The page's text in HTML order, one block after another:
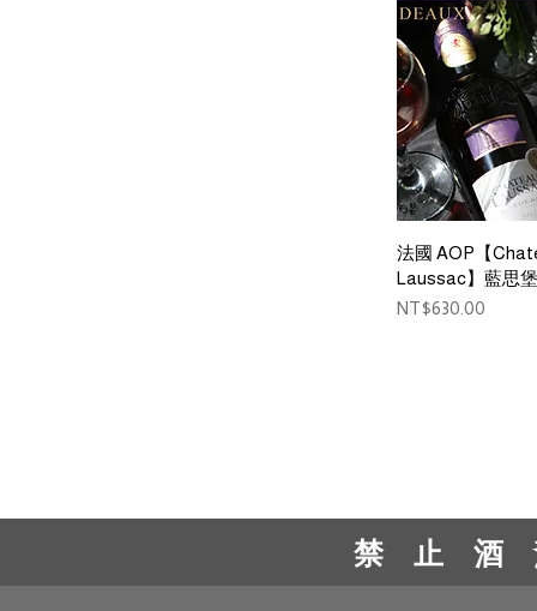
Quick
法國 AOP【
Laussac】藍思
Price
NT$630.00
禁 止 酒